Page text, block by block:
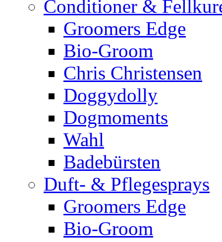
Conditioner &
Groomers Edge
Bio-Groom
Chris Christensen
Doggydolly
Dogmoments
Wahl
Badebürsten
Duft- & Pflegesprays
Groomers Edge
Bio-Groom